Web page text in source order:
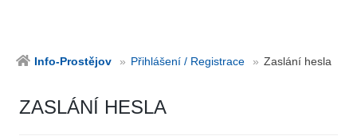
Info-Prostějov Přihlášení / Registrace Zaslání hesla
ZASLÁNÍ HESLA